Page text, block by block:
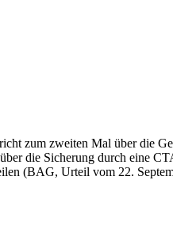
zum zweiten Mal über die
die Sicherung durch eine
(BAG, Urteil vom 22.